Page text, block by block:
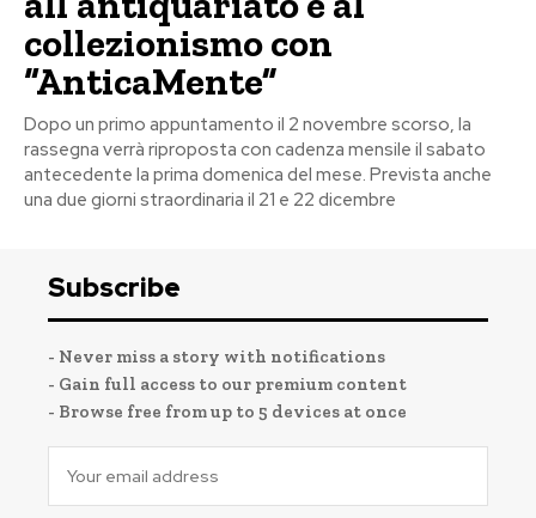
collezionismo con
“AnticaMente”
Dopo un primo appuntamento il 2 novembre scorso, la
rassegna verrà riproposta con cadenza mensile il sabato
antecedente la prima domenica del mese. Prevista anche
una due giorni straordinaria il 21 e 22 dicembre
Subscribe
- Never miss a story with notifications
- Gain full access to our premium content
- Browse free from up to 5 devices at once